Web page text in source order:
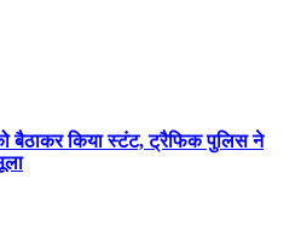
बैठाकर किया स्टंट, ट्रैफिक पुलिस ने